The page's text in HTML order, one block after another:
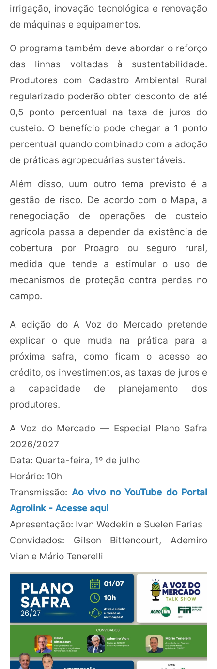
irrigação, inovação tecnológica e renovação
de máquinas e equipamentos.
O programa também deve abordar o reforço
das linhas voltadas à sustentabilidade.
Produtores com Cadastro Ambiental Rural
regularizado poderão obter desconto de até
0,5 ponto percentual na taxa de juros do
custeio. O benefício pode chegar a 1 ponto
percentual quando combinado com a adoção
de práticas agropecuárias sustentáveis.
Além disso, uum outro tema previsto é a
gestão de risco. De acordo com o Mapa, a
renegociação de operações de custeio
agrícola passa a depender da existência de
cobertura por Proagro ou seguro rural,
medida que tende a estimular o uso de
mecanismos de proteção contra perdas no
campo.
A edição do A Voz do Mercado pretende
explicar o que muda na prática para a
próxima safra, como ficam o acesso ao
crédito, os investimentos, as taxas de juros e
a capacidade de planejamento dos
produtores.
A Voz do Mercado — Especial Plano Safra
2026/2027
Data: Quarta-feira, 1º de julho
Horário: 10h
Transmissão: Ao vivo no YouTube do Portal
Agrolink - Acesse aqui
Apresentação: Ivan Wedekin e Suelen Farias
Convidados: Gilson Bittencourt, Ademiro
Vian e Mário Tenerelli